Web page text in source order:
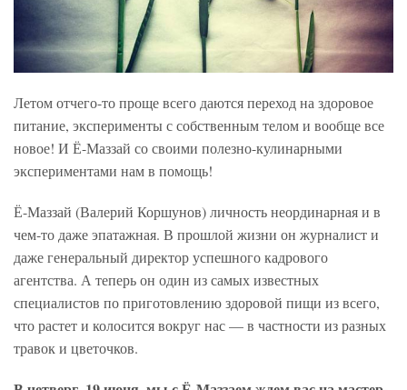
Летом отчего-то проще всего даются переход на здоровое
питание, эксперименты с собственным телом и вообще все
новое! И Ё-Маззай со своими полезно-кулинарными
экспериментами нам в помощь!
Ё-Маззай (Валерий Коршунов) личность неординарная и в
чем-то даже эпатажная. В прошлой жизни он журналист и
даже генеральный директор успешного кадрового
агентства. А теперь он один из самых известных
специалистов по приготовлению здоровой пищи из всего,
что растет и колосится вокруг нас — в частности из разных
травок и цветочков.